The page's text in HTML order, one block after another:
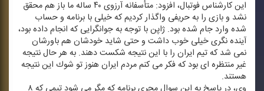
این كارشناس فوتبال، افزود: متأسفانه آرزوی ۴۰ ساله ما باز هم محقق
نشد و بازی را به حریفی واگذار كردیم كه خیلی با برنامه و حساب
شده وارد جام شده بود. ژاپن با توجه به جوانگرایی كه انجام داده بود،
آینده نگری خیلی خوب داشت و حتی شاید خودشان هم باورشان
نمی شد كه تیم ایران را با این نتیجه شكست دهند. به هر حال نتیجه
غیر منتظره ای بود كه فكر می كنم مردم ایران هنوز تو شوك این نتیجه
هستند.